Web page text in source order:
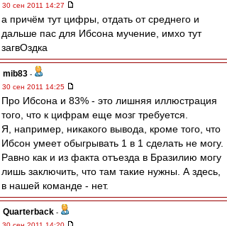
30 сен 2011 14:27
а причём тут цифры, отдать от среднего и
дальше пас для Ибсона мучение, имхо тут
загвОздка
mib83 -
30 сен 2011 14:25
Про Ибсона и 83% - это лишняя иллюстрация
того, что к цифрам еще мозг требуется.
Я, например, никакого вывода, кроме того, что
Ибсон умеет обыгрывать 1 в 1 сделать не могу.
Равно как и из факта отъезда в Бразилию могу
лишь заключить, что там такие нужны. А здесь,
в нашей команде - нет.
Quarterback -